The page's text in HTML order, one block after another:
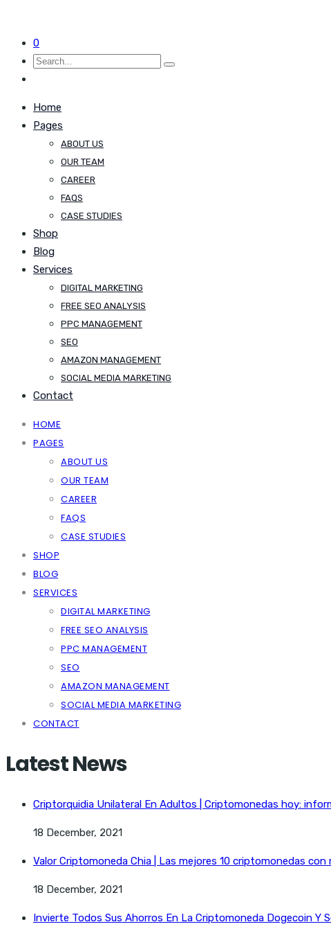
0
Home
Pages
ABOUT US
OUR TEAM
CAREER
FAQS
CASE STUDIES
Shop
Blog
Services
DIGITAL MARKETING
FREE SEO ANALYSIS
PPC MANAGEMENT
SEO
AMAZON MANAGEMENT
SOCIAL MEDIA MARKETING
Contact
HOME
PAGES
ABOUT US
OUR TEAM
CAREER
FAQS
CASE STUDIES
SHOP
BLOG
SERVICES
DIGITAL MARKETING
FREE SEO ANALYSIS
PPC MANAGEMENT
SEO
AMAZON MANAGEMENT
SOCIAL MEDIA MARKETING
CONTACT
Latest News
Criptorquidia Unilateral En Adultos | Criptomonedas hoy:
18 December, 2021
Valor Criptomoneda Chia | Las mejores 10 criptomonedas
18 December, 2021
Invierte Todos Sus Ahorros En La Criptomoneda Dogecoin Y